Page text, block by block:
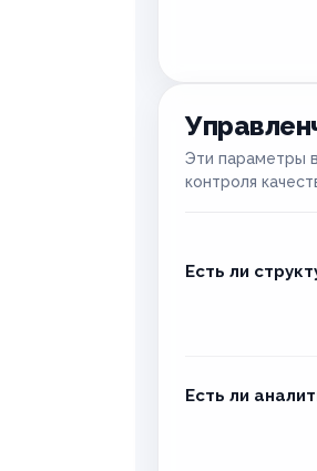
Эти параметры
контроля
Есть ли
Есть ли